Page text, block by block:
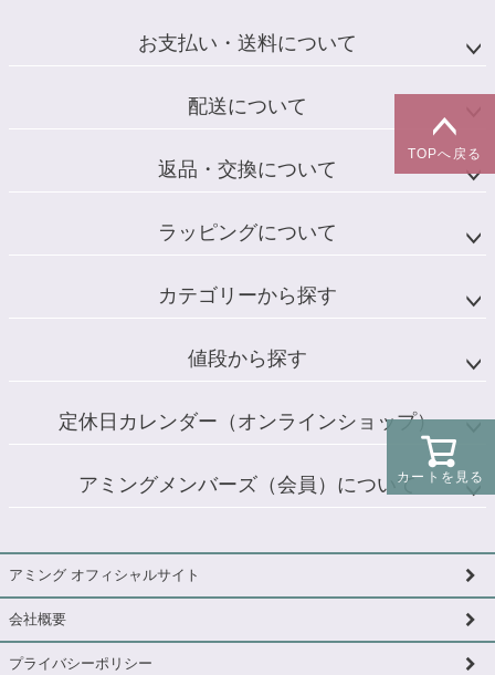
カートを見る
TOPへ戻る
お支払い・送料について
配送について
返品・交換について
ラッピングについて
カテゴリーから探す
値段から探す
定休日カレンダー（オンラインショップ）
アミングメンバーズ（会員）について
アミング オフィシャルサイト
会社概要
プライバシーポリシー